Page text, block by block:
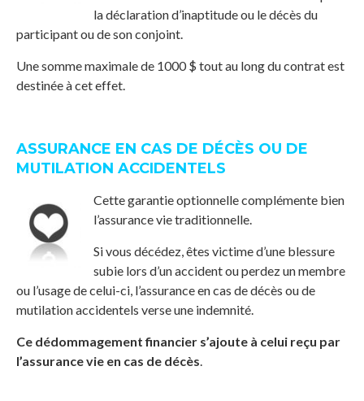
la déclaration d’inaptitude ou le décès du
participant ou de son conjoint.
Une somme maximale de 1000 $ tout au long du contrat est
destinée à cet effet.
ASSURANCE EN CAS DE DÉCÈS OU DE
MUTILATION ACCIDENTELS
Cette garantie optionnelle complémente bien
l’assurance vie traditionnelle.
Si vous décédez, êtes victime d’une blessure
subie lors d’un accident ou perdez un membre
ou l’usage de celui-ci, l’assurance en cas de décès ou de
mutilation accidentels verse une indemnité.
Ce dédommagement financier s’ajoute à celui reçu par
l’assurance vie en cas de décès.